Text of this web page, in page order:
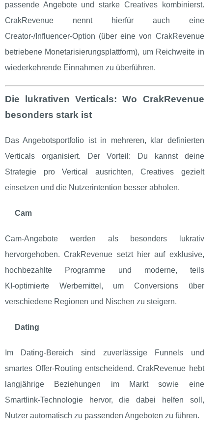
passende Angebote und starke Creatives kombinierst.
CrakRevenue nennt hierfür auch eine
Creator‑/Influencer‑Option (über eine von CrakRevenue
betriebene Monetarisierungsplattform), um Reichweite in
wiederkehrende Einnahmen zu überführen.
Die lukrativen Verticals: Wo CrakRevenue
besonders stark ist
Das Angebotsportfolio ist in mehreren, klar definierten
Verticals organisiert. Der Vorteil: Du kannst deine
Strategie pro Vertical ausrichten, Creatives gezielt
einsetzen und die Nutzerintention besser abholen.
Cam
Cam‑Angebote werden als besonders lukrativ
hervorgehoben. CrakRevenue setzt hier auf exklusive,
hochbezahlte Programme und moderne, teils
KI‑optimierte Werbemittel, um Conversions über
verschiedene Regionen und Nischen zu steigern.
Dating
Im Dating‑Bereich sind zuverlässige Funnels und
smartes Offer‑Routing entscheidend. CrakRevenue hebt
langjährige Beziehungen im Markt sowie eine
Smartlink‑Technologie hervor, die dabei helfen soll,
Nutzer automatisch zu passenden Angeboten zu führen.